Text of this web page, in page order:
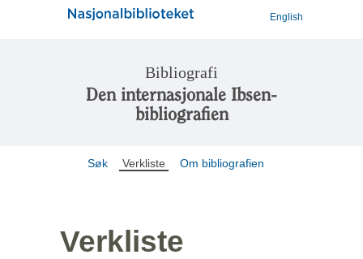
English
Bibliografi
Den internasjonale Ibsen-
bibliografien
Søk Verkliste Om bibliografien
Verkliste